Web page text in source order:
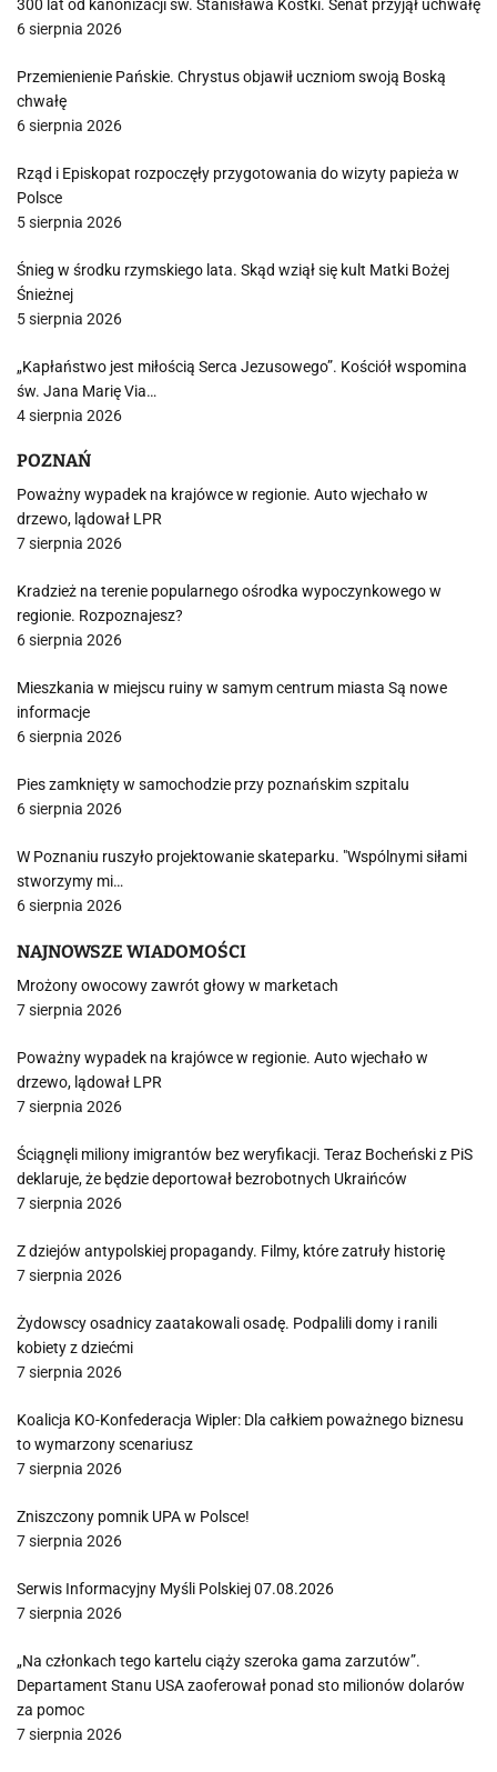
300 lat od kanonizacji św. Stanisława Kostki. Senat przyjął uchwałę
6 sierpnia 2026
Przemienienie Pańskie. Chrystus objawił uczniom swoją Boską
chwałę
6 sierpnia 2026
Rząd i Episkopat rozpoczęły przygotowania do wizyty papieża w
Polsce
5 sierpnia 2026
Śnieg w środku rzymskiego lata. Skąd wziął się kult Matki Bożej
Śnieżnej
5 sierpnia 2026
„Kapłaństwo jest miłością Serca Jezusowego”. Kościół wspomina
św. Jana Marię Via…
4 sierpnia 2026
POZNAŃ
Poważny wypadek na krajówce w regionie. Auto wjechało w
drzewo, lądował LPR
7 sierpnia 2026
Kradzież na terenie popularnego ośrodka wypoczynkowego w
regionie. Rozpoznajesz?
6 sierpnia 2026
Mieszkania w miejscu ruiny w samym centrum miasta Są nowe
informacje
6 sierpnia 2026
Pies zamknięty w samochodzie przy poznańskim szpitalu
6 sierpnia 2026
W Poznaniu ruszyło projektowanie skateparku. "Wspólnymi siłami
stworzymy mi…
6 sierpnia 2026
NAJNOWSZE WIADOMOŚCI
Mrożony owocowy zawrót głowy w marketach
7 sierpnia 2026
Poważny wypadek na krajówce w regionie. Auto wjechało w
drzewo, lądował LPR
7 sierpnia 2026
Ściągnęli miliony imigrantów bez weryfikacji. Teraz Bocheński z PiS
deklaruje, że będzie deportował bezrobotnych Ukraińców
7 sierpnia 2026
Z dziejów antypolskiej propagandy. Filmy, które zatruły historię
7 sierpnia 2026
Żydowscy osadnicy zaatakowali osadę. Podpalili domy i ranili
kobiety z dziećmi
7 sierpnia 2026
Koalicja KO-Konfederacja Wipler: Dla całkiem poważnego biznesu
to wymarzony scenariusz
7 sierpnia 2026
Zniszczony pomnik UPA w Polsce!
7 sierpnia 2026
Serwis Informacyjny Myśli Polskiej 07.08.2026
7 sierpnia 2026
„Na członkach tego kartelu ciąży szeroka gama zarzutów”.
Departament Stanu USA zaoferował ponad sto milionów dolarów
za pomoc
7 sierpnia 2026